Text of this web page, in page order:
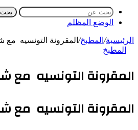
الوضع المظلم
الرئيسية/ المطبخ/ المقرونة التونسيه
المطبخ
المقرونة التونسيه مع
المقرونة التونسيه مع